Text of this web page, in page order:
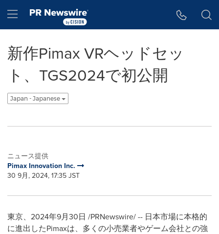
Hamburger menu
新作Pimax VRヘッドセッ
ト、TGS2024で初公開
Japan - Japanese
ニュース提供
Pimax Innovation Inc.
30 9月, 2024, 17:35 JST
東京、2024年9月30日 /PRNewswire/ -- 日本市場に本格的
に進出したPimaxは、多くの小売業者やゲーム会社との強